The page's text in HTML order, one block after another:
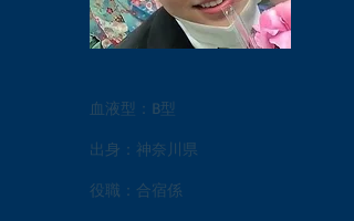
血液型：B型
出身：神奈川県
役職：合宿係